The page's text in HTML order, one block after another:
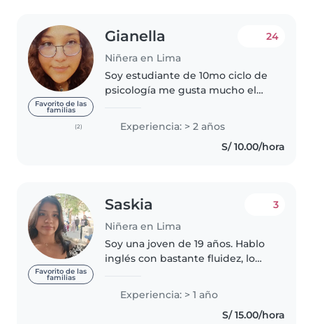
Favorito de las
familias
(2)
Gianella
Niñera en Lima
24
Soy estudiante de 10mo ciclo de
psicología me gusta mucho el
los niños me especializare en
psicológia educativa. Soy muy
responsable por el momento..
Experiencia: > 2 años
S/ 10.00/hora
Favorito de las
familias
Saskia
Niñera en Lima
3
Soy una joven de 19 años. Hablo
inglés con bastante fluidez, lo
comunicarme con los niños. Soy
una persona empática, calmada
y responsable. Me considero
Experiencia: > 1 año
S/ 15.00/hora